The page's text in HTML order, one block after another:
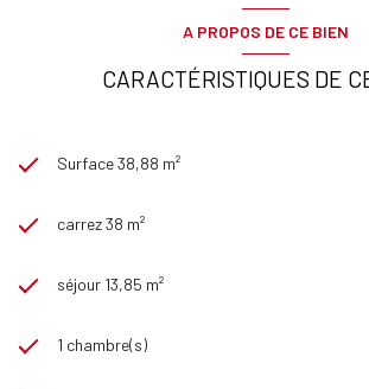
A PROPOS DE CE BIEN
CARACTÉRISTIQUES DE
Surface 38,88 m²
carrez 38 m²
séjour 13,85 m²
1 chambre(s)